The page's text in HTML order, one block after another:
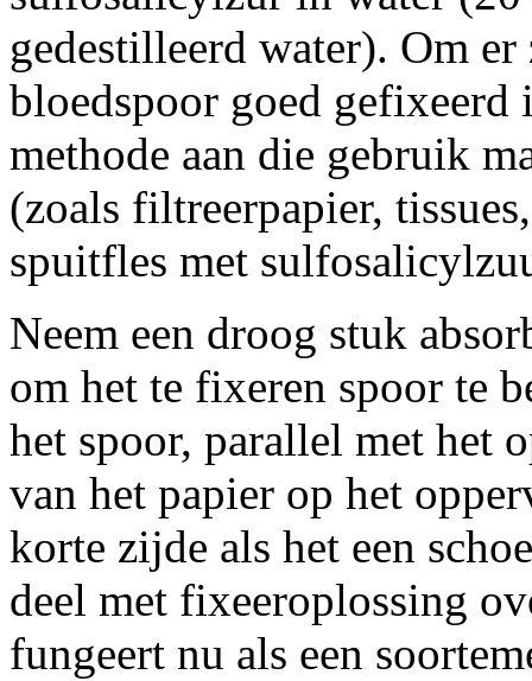
gedestilleerd water). Om
bloedspoor goed
methode aan die gebruik
(zoals filtreerpapier,
spuitfles met
Neem een droog stuk
om het te fixeren spoor te
het spoor, parallel met het
van het papier op het
korte zijde als het een
deel met fixeeroplossing
fungeert nu als een